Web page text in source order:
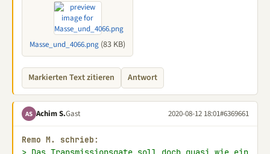
Masse_und_4066.png (83 KB)
Markierten Text zitieren Antwort
AS Achim S.Gast 2020-08-12 18:01#6369661
Remo M. schrieb: